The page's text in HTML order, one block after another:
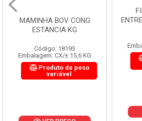
MAMINHA BOV CONG
ESTANCIA KG
Código: 18193
Embalagem: CX/± 15,6 KG
Produto de peso
variável